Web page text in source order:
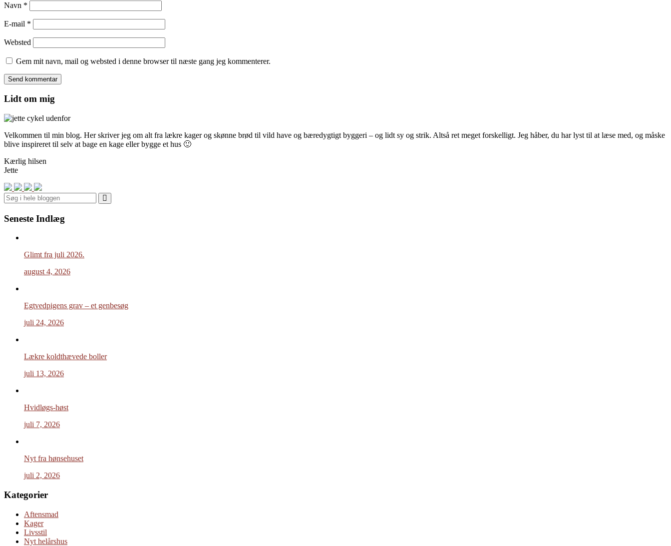
Navn *
E-mail *
Websted
Gem mit navn, mail og websted i denne browser til næste gang jeg kommenterer.
Lidt om mig
Velkommen til min blog. Her skriver jeg om alt fra lækre kager og skønne brød til vild have og bæredygtigt byggeri – og lidt sy og strik. Altså ret meget forskelligt. Jeg håber, du har lyst til at læse med, og måske
blive inspireret til selv at bage en kage eller bygge et hus 🙂
Kærlig hilsen
Jette
Seneste Indlæg
Glimt fra juli 2026.
august 4, 2026
Egtvedpigens grav – et genbesøg
juli 24, 2026
Lækre koldthævede boller
juli 13, 2026
Hvidløgs-høst
juli 7, 2026
Nyt fra hønsehuset
juli 2, 2026
Kategorier
Aftensmad
Kager
Livsstil
Nyt helårshus